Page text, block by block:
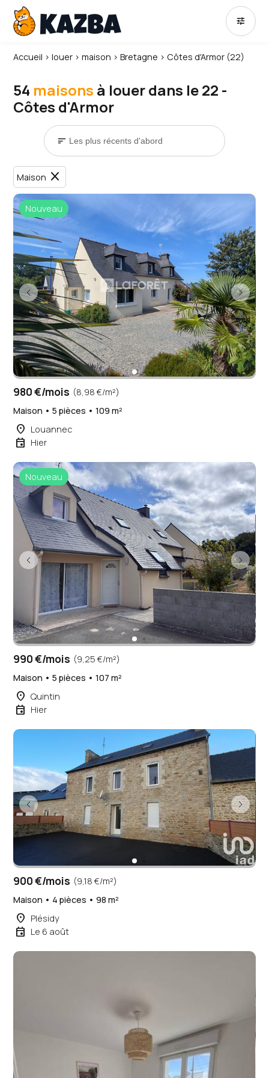
tune
Accueil ›louer ›maison ›Bretagne ›Côtes d'Armor (22)
54 maisons à louer dans le 22 -
Côtes d'Armor
sort
Maison close
Nouveau
980 €/mois (8,98 €/m²)
Maison • 5 pièces • 109 m²
place Louannec
event Hier
Nouveau
990 €/mois (9,25 €/m²)
Maison • 5 pièces • 107 m²
place Quintin
event Hier
900 €/mois (9,18 €/m²)
Maison • 4 pièces • 98 m²
place Plésidy
event Le 6 août